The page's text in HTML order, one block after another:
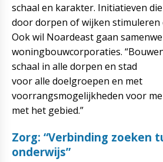
schaal en karakter. Initiatieven
door dorpen of wijken stimuleren
Ook wil Noardeast gaan
woningbouwcorporaties.
schaal in alle dorpen en stad
voor alle doelgroepen en met
voorrangsmogelijkheden voor
met het gebied.”
Zorg: “Verbinding zoeken
onderwijs”